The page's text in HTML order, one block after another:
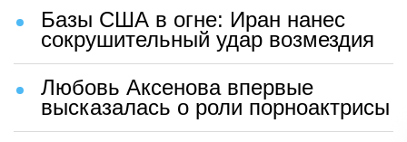
Базы США в огне: Иран нанес
сокрушительный удар возмездия
Любовь Аксенова впервые
высказалась о роли порноактрисы